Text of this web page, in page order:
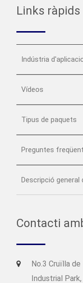
Links ràpids
Indústria
Vídeos
Tipus de paquets
Preguntes
Descripció general
Contacti
No.3 Cruïlla de
Industrial